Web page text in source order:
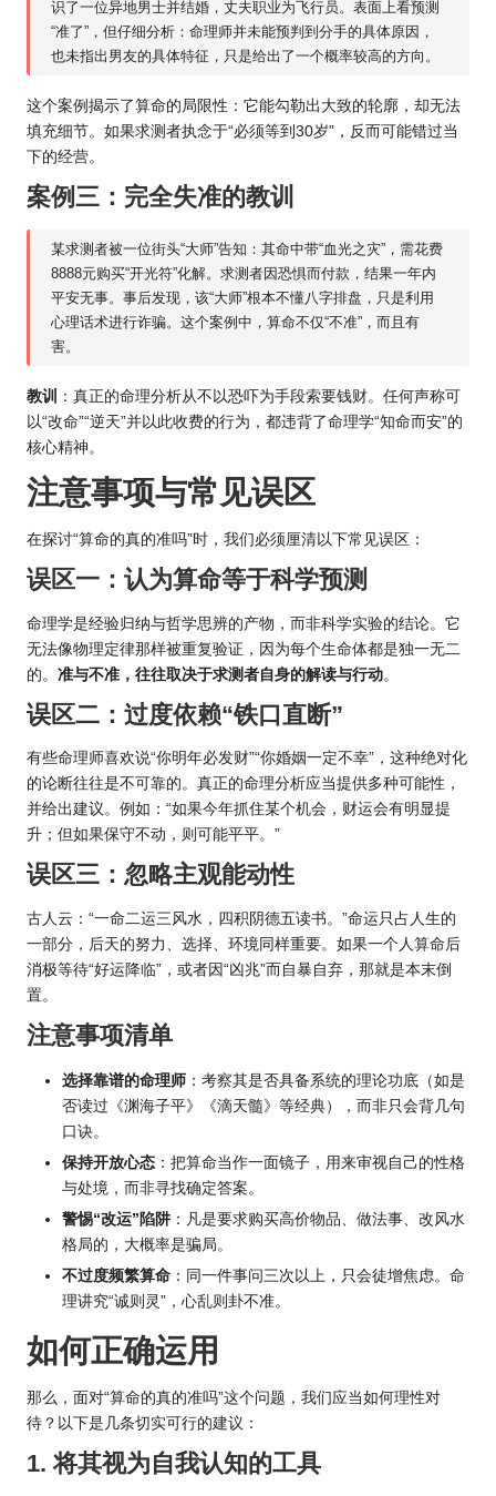
识了一位异地男士并结婚，丈夫职业为飞行员。表面上看预测
“准了”，但仔细分析：命理师并未能预判到分手的具体原因，
也未指出男友的具体特征，只是给出了一个概率较高的方向。
这个案例揭示了算命的局限性：它能勾勒出大致的轮廓，却无法
填充细节。如果求测者执念于“必须等到30岁”，反而可能错过当
下的经营。
案例三：完全失准的教训
某求测者被一位街头“大师”告知：其命中带“血光之灾”，需花费
8888元购买“开光符”化解。求测者因恐惧而付款，结果一年内
平安无事。事后发现，该“大师”根本不懂八字排盘，只是利用
心理话术进行诈骗。这个案例中，算命不仅“不准”，而且有
害。
教训
：真正的命理分析从不以恐吓为手段索要钱财。任何声称可
以“改命”“逆天”并以此收费的行为，都违背了命理学“知命而安”的
核心精神。
注意事项与常见误区
在探讨“算命的真的准吗”时，我们必须厘清以下常见误区：
误区一：认为算命等于科学预测
命理学是经验归纳与哲学思辨的产物，而非科学实验的结论。它
无法像物理定律那样被重复验证，因为每个生命体都是独一无二
的。 准与不准，往往取决于求测者自身的解读与行动。
误区二：过度依赖“铁口直断”
有些命理师喜欢说“你明年必发财”“你婚姻一定不幸”，这种绝对化
的论断往往是不可靠的。真正的命理分析应当提供多种可能性，
并给出建议。例如：“如果今年抓住某个机会，财运会有明显提
升；但如果保守不动，则可能平平。”
误区三：忽略主观能动性
古人云：“一命二运三 风水 ，四积阴德五读书。”命运只占人生的
一部分，后天的努力、选择、环境同样重要。如果一个人算命后
消极等待“好运降临”，或者因“凶兆”而自暴自弃，那就是本末倒
置。
注意事项清单
选择靠谱的命理师 ：考察其是否具备系统的理论功底（如是
否读过《渊海子平》《滴天髓》等经典），而非只会背几句
口诀。
保持开放心态 ：把算命当作一面镜子，用来审视自己的性格
与处境，而非寻找确定答案。
警惕“改运”陷阱 ：凡是要求购买高价物品、做法事、改风水
格局的，大概率是骗局。
不过度频繁算命 ：同一件事问三次以上，只会徒增焦虑。命
理讲究“诚则灵”，心乱则卦不准。
如何正确运用
那么，面对“算命的真的准吗”这个问题，我们应当如何理性对
待？以下是几条切实可行的建议：
1. 将其视为自我认知的工具